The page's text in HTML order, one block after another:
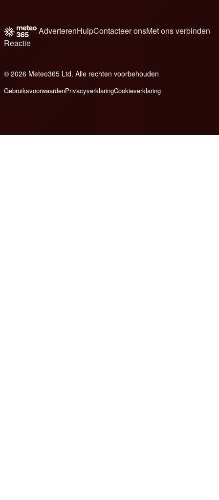
AdverterenHulpContacteer onsMet ons verbinden
Reactie
© 2026 Meteo365 Ltd. Alle rechten voorbehouden
GebruiksvoorwaardenPrivacyverklaringCookieverklaring